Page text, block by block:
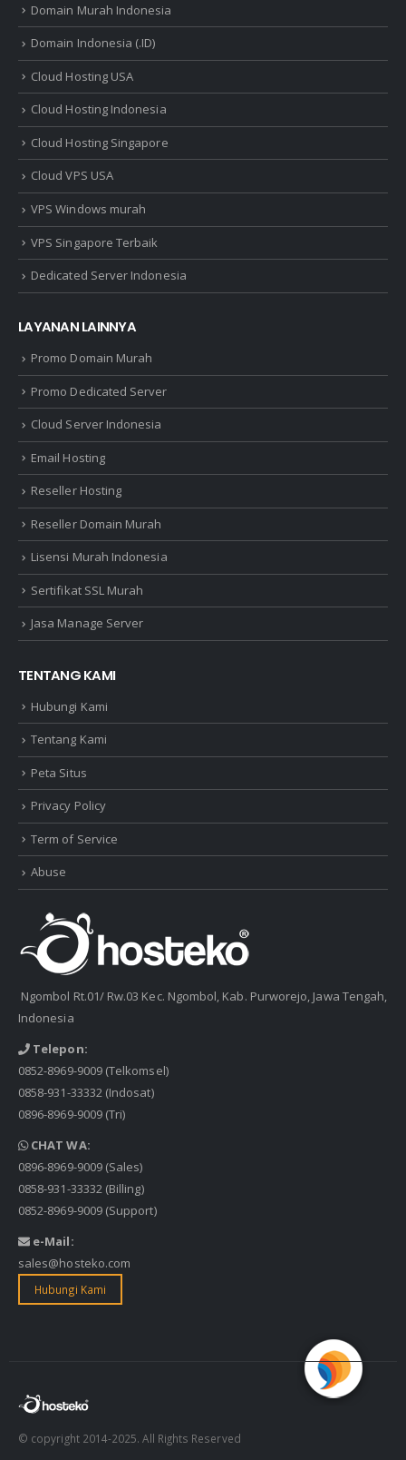
Domain Murah Indonesia
Domain Indonesia (.ID)
Cloud Hosting USA
Cloud Hosting Indonesia
Cloud Hosting Singapore
Cloud VPS USA
VPS Windows murah
VPS Singapore Terbaik
Dedicated Server Indonesia
LAYANAN LAINNYA
Promo Domain Murah
Promo Dedicated Server
Cloud Server Indonesia
Email Hosting
Reseller Hosting
Reseller Domain Murah
Lisensi Murah Indonesia
Sertifikat SSL Murah
Jasa Manage Server
TENTANG KAMI
Hubungi Kami
Tentang Kami
Peta Situs
Privacy Policy
Term of Service
Abuse
Ngombol Rt.01/ Rw.03 Kec. Ngombol, Kab. Purworejo, Jawa Tengah,
Indonesia
Telepon:
0852-8969-9009(Telkomsel)
0858-931-33332 (Indosat)
0896-8969-9009(Tri)
CHAT WA:
0896-8969-9009(Sales)
0858-931-33332 (Billing)
0852-8969-9009(Support)
e-Mail:
sales@hosteko.com
Hubungi Kami
© copyright 2014-2025. All Rights Reserved